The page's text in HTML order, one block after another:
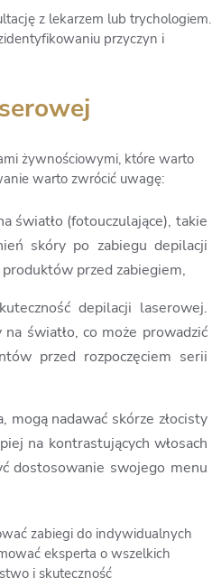
z lekarzem lub trychologiem.
przyczyn i
żywnościowymi, które warto
warto zwrócić uwagę:
światło (fotouczulające), takie
skóry po zabiegu depilacji
przed zabiegiem,
depilacji laserowej.
światło, co może prowadzić
przed rozpoczęciem serii
nadawać skórze złocisty
na kontrastujących włosach
dostosowanie swojego menu
zabiegi do indywidualnych
eksperta o wszelkich
i skuteczność